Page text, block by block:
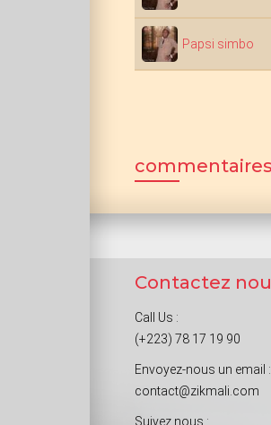
Papsi simbo
commentaires
Contactez
Call Us :
(+223) 78 17 19 90
Envoyez-nous un email :
contact@zikmali.com
Suivez nous :